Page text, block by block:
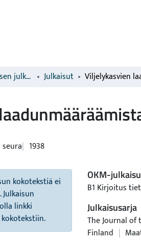
Luonnonvarakeskuksen julkaisut Julkaisut
1938
kokotekstiä ei
linkki
OKM-
B1 Kirjoitus
Julkaisusarja
The Journal
Finland |